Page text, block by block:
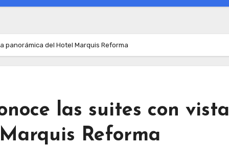
panorámica del Hotel Marquis Reforma
las suites con vista
Reforma